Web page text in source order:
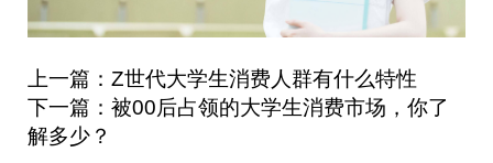
上一篇：Z世代大学生消费人群有什么特性
下一篇：被00后占领的大学生消费市场，你了
解多少？